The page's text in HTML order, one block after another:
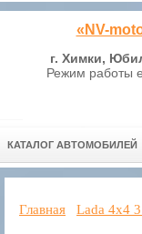
«NV-
г. Химки,
Режим работы
КАТАЛОГ АВТОМОБИЛЕЙ
Главная Lada 4x4